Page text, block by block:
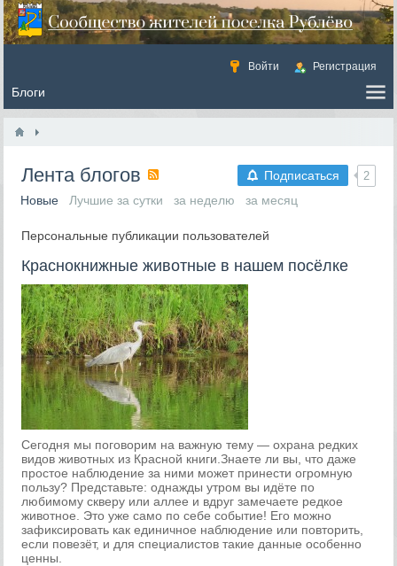
Войти Регистрация
Подписаться 2
Лента блогов
Новые Лучшие за сутки за неделю за месяц
Персональные публикации пользователей
Краснокнижные животные в нашем посёлке
Сегодня мы поговорим на важную тему — охрана редких
видов животных из Красной книги.Знаете ли вы, что даже
простое наблюдение за ними может принести огромную
пользу? Представьте: однажды утром вы идёте по
любимому скверу или аллее и вдруг замечаете редкое
животное. Это уже само по себе событие! Его можно
зафиксировать как единичное наблюдение или повторить,
если повезёт, и для специалистов такие данные особенно
ценны.